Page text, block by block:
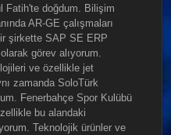
Fatih'te doğdum. Bilişim
AR-GE çalışmaları
şirkette SAP SE ERP
görev alıyorum.
ve özellikle jet
zamanda SoloTürk
Fenerbahçe Spor Kulübü
bu alandaki
Teknolojik ürünler ve